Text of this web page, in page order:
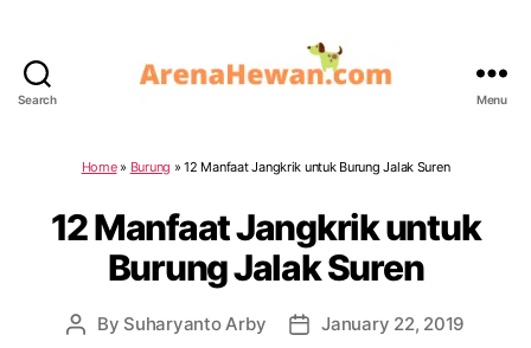
Search Menu
Home» Burung »12 Manfaat Jangkrik untuk Burung Jalak Suren
12 Manfaat Jangkrik untuk
Burung Jalak Suren
Post
By Suharyanto Arby
PostJanuary 22, 2019